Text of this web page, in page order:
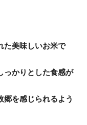
た美味しいお米で
っかりとした食感が
郷を感じられるよう